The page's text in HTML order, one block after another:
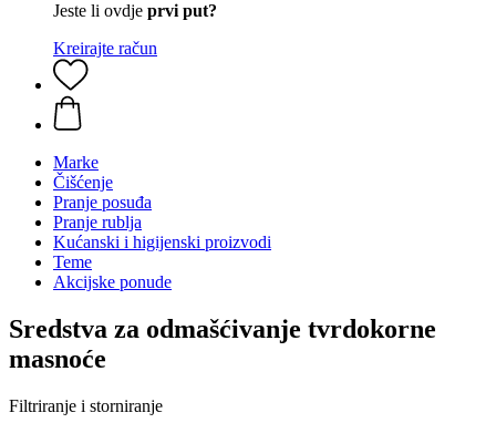
Jeste li ovdje prvi put?
Kreirajte račun
Marke
Čišćenje
Pranje posuđa
Pranje rublja
Kućanski i higijenski proizvodi
Teme
Akcijske ponude
Sredstva za odmašćivanje tvrdokorne
masnoće
Filtriranje i storniranje